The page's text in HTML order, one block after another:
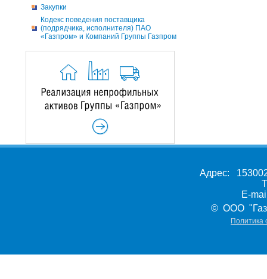
Закупки
Кодекс поведения поставщика
(подрядчика, исполнителя) ПАО
«Газпром» и Компаний Группы Газпром
Адрес:
E-
© ООО
Политика